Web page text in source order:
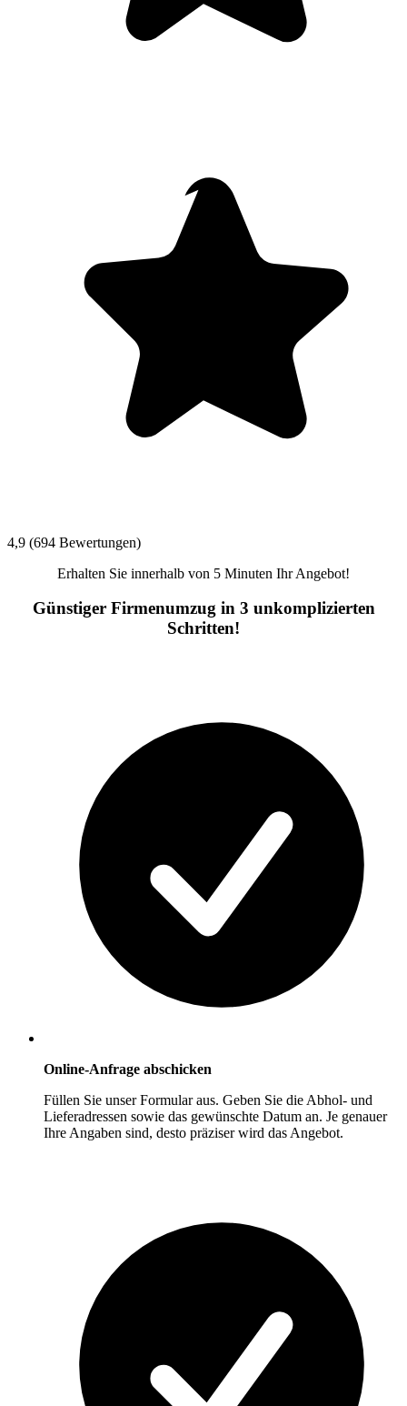
4,9 (694 Bewertungen)
Erhalten Sie innerhalb von 5 Minuten Ihr Angebot!
Günstiger Firmenumzug in 3 unkomplizierten
Schritten!
Online-Anfrage abschicken
Füllen Sie unser Formular aus. Geben Sie die Abhol- und
Lieferadressen sowie das gewünschte Datum an. Je genauer
Ihre Angaben sind, desto präziser wird das Angebot.